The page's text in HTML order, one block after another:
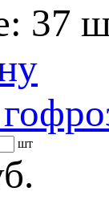
37
шт